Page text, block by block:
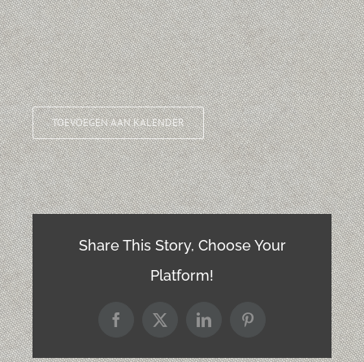
TOEVOEGEN AAN KALENDER
Share This Story, Choose Your
Platform!
Facebook
X LinkedInPinterest